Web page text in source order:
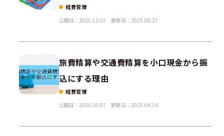
経費管理
公開日：2020.12.01
更新日：2025.08.27
旅費精算や交通費精算を小口現金から振
込にする理由
経費管理
公開日：2020.10.07
更新日：2025.06.16